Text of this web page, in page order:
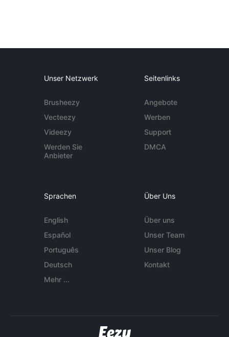
Unser Netzwerk
Brusheezy
Vecteezy
Videezy
Werden Sie
Anbieter
Seitenlinks
Angebote
Werben
Support
DMCA
Sprachen
English
Español
Português
Deutsch
Mehr ...
Über Uns
Über uns
Unser Team
Unser Blog
Kontakt